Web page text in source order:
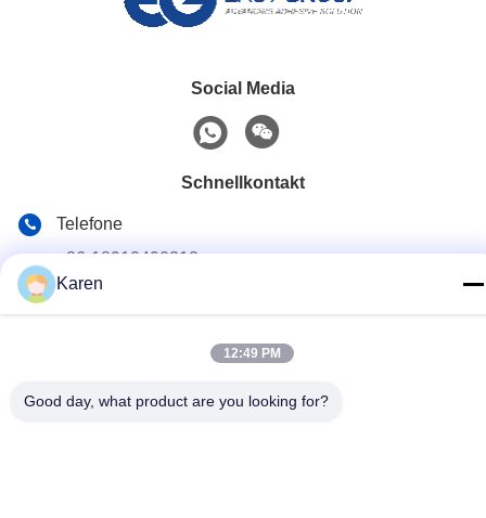
Social Media
Schnellkontakt
Telefone
+86-18912490312
Wirtschaftlichen und der Technologie Entwicklungsgebiet
Karen
12:49 PM
Good day, what product are you looking for?